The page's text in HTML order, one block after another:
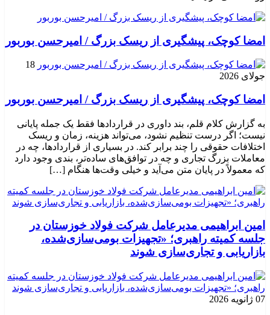
امضا کوچک، پیشگیری از ریسک بزرگ / امیرحسن بوربور
18
جولای 2026
امضا کوچک، پیشگیری از ریسک بزرگ / امیرحسن بوربور
به گزارش کلام قلم، بند داوری در قراردادها فقط یک جمله پایانی
نیست؛ اگر درست تنظیم نشود، می‌تواند هزینه، زمان و ریسک
اختلافات حقوقی را چند برابر کند. در بسیاری از قراردادها، چه در
معاملات بزرگ تجاری و چه در توافق‌های ساده‌تر، بندی وجود دارد
که معمولاً در پایان متن می‌آید و خیلی وقت‌ها هنگام […]
امین ابراهیمی مدیرعامل شرکت فولاد خوزستان در
جلسه کمیته راهبری؛ «تجهیزات بومی‌سازی‌شده،
بازاریابی و تجاری‌سازی شوند
07 ژانویه 2026